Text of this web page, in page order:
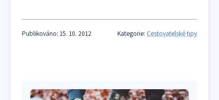
Publikováno: 15. 10. 2012 Kategorie: Cestovatelské tipy